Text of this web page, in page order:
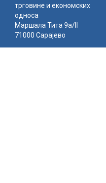
трговине и економских
односа
Маршала Тита 9а/II
71000 Сарајево